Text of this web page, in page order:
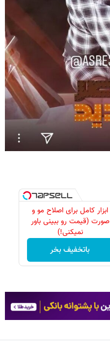
ابزار کامل برای اصلاح مو و
صورت (قیمت رو ببینی باور
نمیکنی!)
باتخفیف بخر